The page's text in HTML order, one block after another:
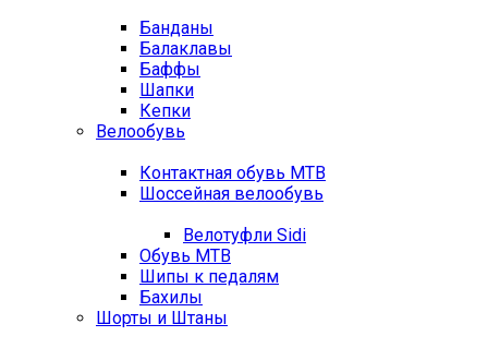
Банданы
Балаклавы
Баффы
Шапки
Кепки
Велообувь
Контактная обувь MTB
Шоссейная велообувь
Велотуфли Sidi
Обувь MTB
Шипы к педалям
Бахилы
Шорты и Штаны